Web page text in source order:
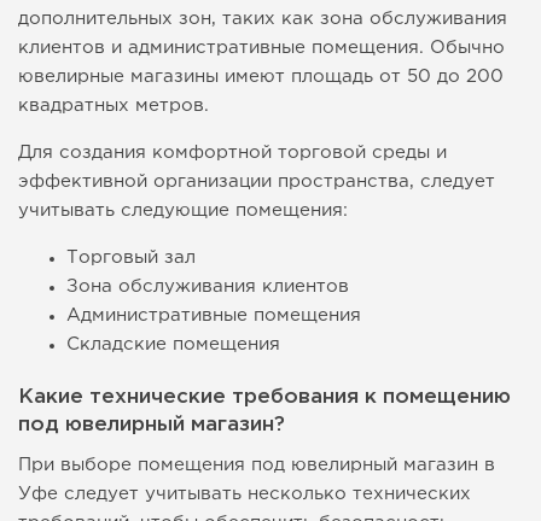
дополнительных зон, таких как зона обслуживания
клиентов и административные помещения. Обычно
ювелирные магазины имеют площадь от 50 до 200
квадратных метров.
Для создания комфортной торговой среды и
эффективной организации пространства, следует
учитывать следующие помещения:
Торговый зал
Зона обслуживания клиентов
Административные помещения
Складские помещения
Какие технические требования к помещению
под ювелирный магазин?
При выборе помещения под ювелирный магазин в
Уфе следует учитывать несколько технических